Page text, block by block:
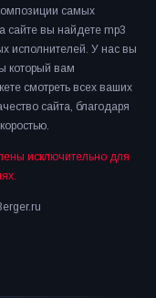
самых
сайте вы найдете mp3
исполнителей. У нас вы
который вам
смотреть всех ваших
сайта, благодаря
исключительно для